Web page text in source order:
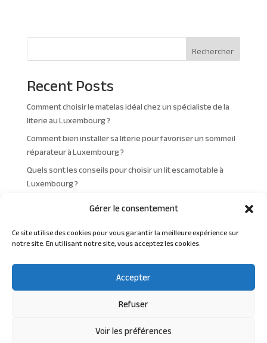
Gérer le consentement
Ce site utilise des cookies pour vous garantir la meilleure expérience sur
notre site. En utilisant notre site, vous acceptez les cookies.
Accepter
Refuser
Voir les préférences
n
a
i
e
:
Rechercher
Recent Posts
Comment choisir le matelas idéal chez un spécialiste de la
literie au Luxembourg ?
Comment bien installer sa literie pour favoriser un sommeil
réparateur à Luxembourg ?
Quels sont les conseils pour choisir un lit escamotable à
Luxembourg ?
Quelles sont les tendances en matière de design de
chambre à coucher à Luxembourg ?
Comment éliminer les acariens de sa literie à Luxembourg ?
Recent Comments